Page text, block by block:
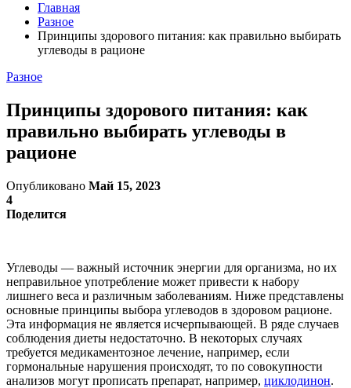
Главная
Разное
Принципы здорового питания: как правильно выбирать
углеводы в рационе
Разное
Принципы здорового питания: как
правильно выбирать углеводы в
рационе
Опубликовано Май 15, 2023
4
Поделится
Углеводы — важный источник энергии для организма, но их
неправильное употребление может привести к набору
лишнего веса и различным заболеваниям. Ниже представлены
основные принципы выбора углеводов в здоровом рационе.
Эта информация не является исчерпывающей. В ряде случаев
соблюдения диеты недостаточно. В некоторых случаях
требуется медикаментозное лечение, например, если
гормональные нарушения происходят, то по совокупности
анализов могут прописать препарат, например, циклодинон.